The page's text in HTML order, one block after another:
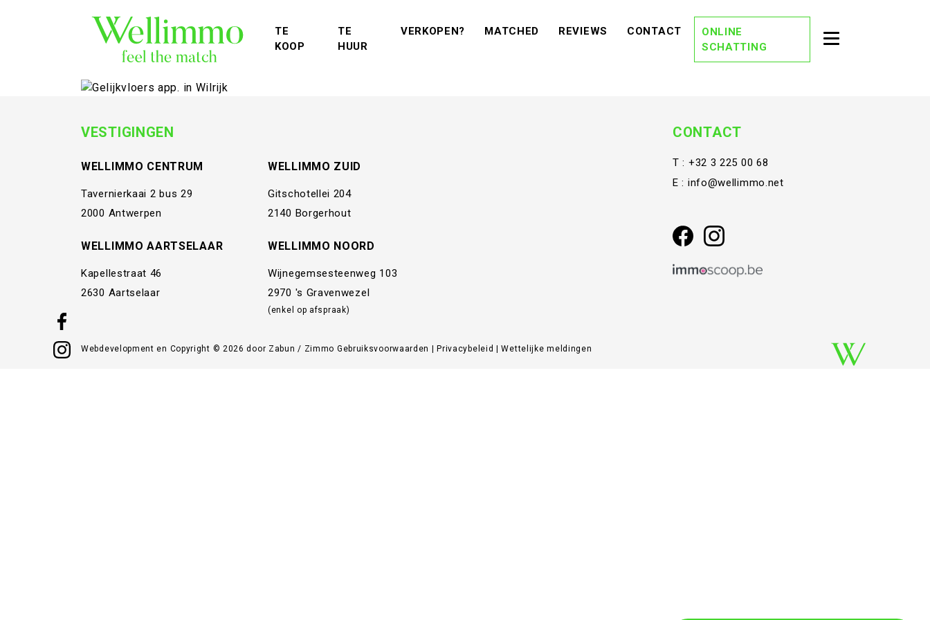
TE
KOOP (TE KOOP)
TE
HUUR
VERKOPEN? (VERKOPEN?)
MATCHED (MATCHED)
REVIEWS (REVIEWS)
CONTACT(CONTACT)
ONLINE
SCHATTING
OVER ONS(OVER ONS)
VACATURES
STAY TUNED
Toggle second
VESTIGINGEN
WELLIMMO CENTRUM
Tavernierkaai 2 bus 29
2000 Antwerpen
WELLIMMO ZUID
Gitschotellei 204
2140 Borgerhout
WELLIMMO AARTSELAAR
Kapellestraat 46
2630 Aartselaar
WELLIMMO NOORD
Wijnegemsesteenweg 103
2970 's Gravenwezel
(enkel op afspraak)
CONTACT
T : +32 3 225 00 68
E : info@wellimmo.net
Webdevelopment en Copyright © 2026 door Zabun / Zimmo Gebruiksvoorwaarden |Privacybeleid|Wettelijke meldingen